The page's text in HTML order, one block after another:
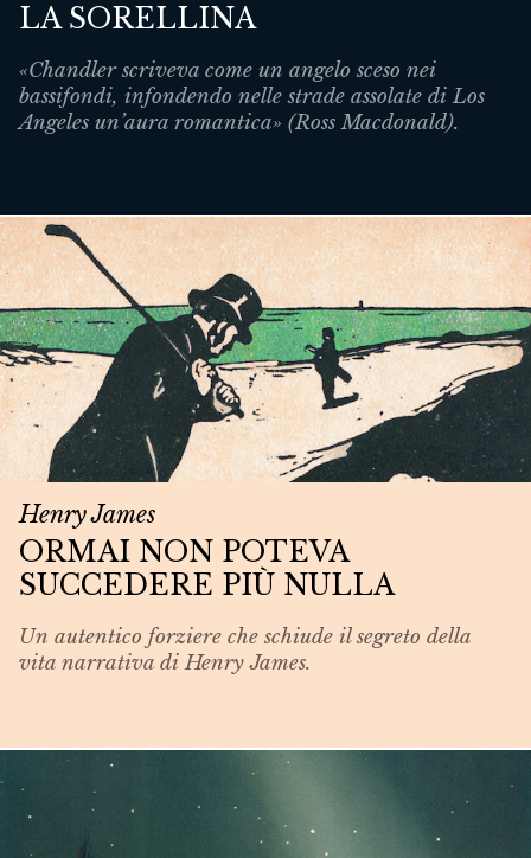
LA SORELLINA
«Chandler scriveva come un angelo sceso nei
bassifondi, infondendo nelle strade assolate di Los
Angeles un’aura romantica» (Ross Macdonald).
Henry James
ORMAI NON POTEVA
SUCCEDERE PIÙ NULLA
Un autentico forziere che schiude il segreto della
vita narrativa di Henry James.